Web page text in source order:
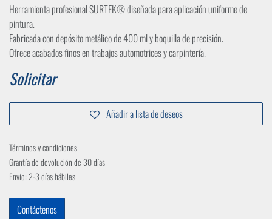
Herramienta profesional SURTEK® diseñada para aplicación uniforme de
pintura.
Fabricada con depósito metálico de 400 ml y boquilla de precisión.
Ofrece acabados finos en trabajos automotrices y carpintería.
Solicitar
Añadir a lista de deseos
Términos y condiciones
Grantía de devolución de 30 días
Envío: 2-3 días hábiles
Contáctenos